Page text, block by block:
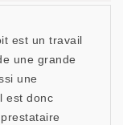
est un travail
une grande
une
est donc